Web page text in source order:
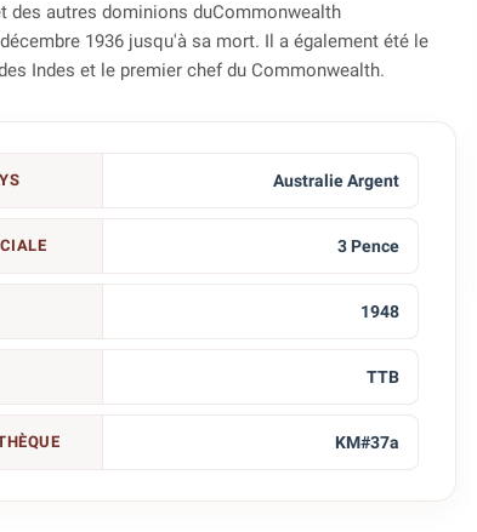
des autres dominions duCommonwealth
1936 jusqu'à sa mort. Il a également été le
Indes et le premier chef du Commonwealth.
Australie Argent
3 Pence
1948
TTB
KM#37a